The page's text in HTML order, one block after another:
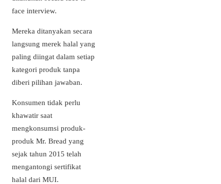
face interview.
Mereka ditanyakan secara
langsung merek halal yang
paling diingat dalam setiap
kategori produk tanpa
diberi pilihan jawaban.
Konsumen tidak perlu
khawatir saat
mengkonsumsi produk-
produk Mr. Bread yang
sejak tahun 2015 telah
mengantongi sertifikat
halal dari MUI.